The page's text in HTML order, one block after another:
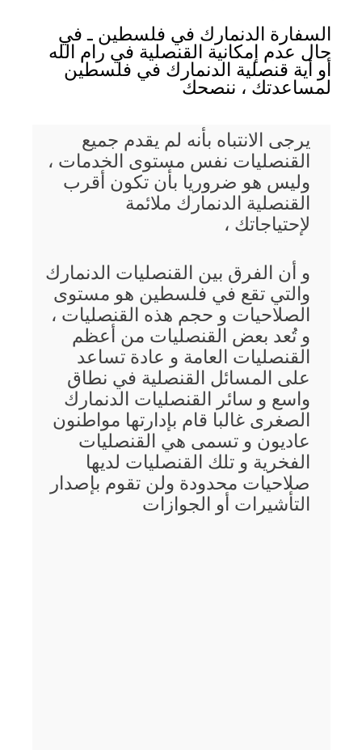
السفارة الدنمارك في فلسطين ـ في
حال عدم إمكانية القنصلية في رام الله
أو أية قنصلية الدنمارك في فلسطين
لمساعدتك ، ننصحك
يرجى الانتباه بأنه لم يقدم جميع
القنصليات نفس مستوى الخدمات ،
وليس هو ضروريا بأن تكون أقرب
القنصلية الدنمارك ملائمة
لإحتياجاتك ،
و أن الفرق بين القنصليات الدنمارك
والتي تقع في فلسطين هو مستوى
الصلاحيات و حجم هذه القنصليات ،
و تُعد بعض القنصليات من أعظم
القنصليات العامة و عادة تساعد
على المسائل القنصلية في نطاق
واسع و سائر القنصليات الدنمارك
الصغرى غالبا قام بإدارتها مواطنون
عاديون و تسمى هي القنصليات
الفخرية و تلك القنصليات لديها
صلاحيات محدودة ولن تقوم بإصدار
التأشيرات أو الجوازات